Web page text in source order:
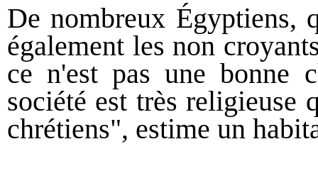
De nombreux Égyptiens,
également les non
ce n'est pas une bonne
société est très religieuse
chrétiens", estime un